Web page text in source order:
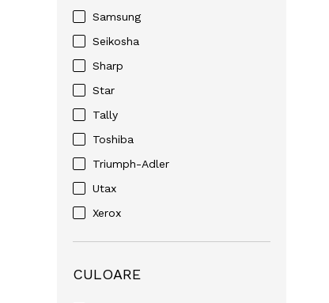
Samsung
Seikosha
Sharp
Star
Tally
Toshiba
Triumph-Adler
Utax
Xerox
CULOARE